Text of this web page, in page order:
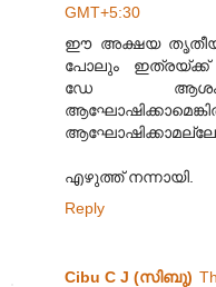
GMT+5:30
ഈ അക്ഷയ തൃതീയ
പോലും ഇത്രയ്ക്ക്
ഡേ
എഴുത്ത് നന്നായി.
Reply
Cibu C J (സിബു)